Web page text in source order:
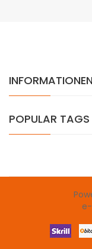
INFORMATIONEN
POPULAR TAGS